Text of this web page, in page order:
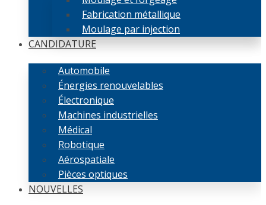
Fabrication métallique
Moulage par injection
CANDIDATURE
Automobile
Énergies renouvelables
Électronique
Machines industrielles
Médical
Robotique
Aérospatiale
Pièces optiques
NOUVELLES